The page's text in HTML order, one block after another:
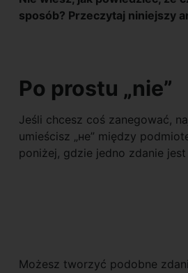
sposób? Przeczytaj niniejszy
Po prostu „nie”
Jeśli chcesz coś zanegować,
umieścisz „не” między
poniżej, gdzie jedno zdanie
Możesz tworzyć podobne